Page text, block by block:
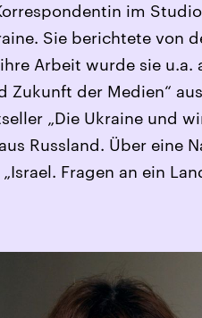
im
Sie berichtete von
Arbeit wurde sie u.a.
Zukunft der Medien“
„Die Ukraine und
Russland. Über eine
Fragen an ein